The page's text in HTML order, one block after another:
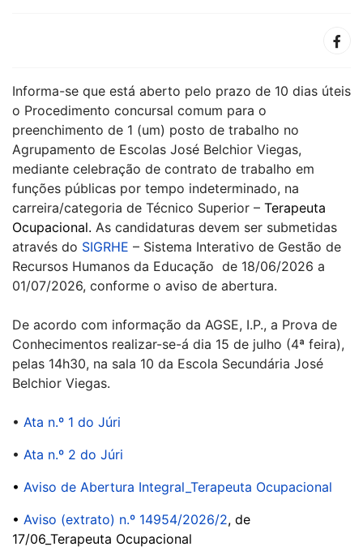
Informa-se que está aberto pelo prazo de 10 dias úteis
o Procedimento concursal comum para o
preenchimento de 1 (um) posto de trabalho no
Agrupamento de Escolas José Belchior Viegas,
mediante celebração de contrato de trabalho em
funções públicas por tempo indeterminado, na
carreira/categoria de Técnico Superior – Terapeuta
Ocupacional. As candidaturas devem ser submetidas
através do SIGRHE – Sistema Interativo de Gestão de
Recursos Humanos da Educação de 18/06/2026 a
01/07/2026, conforme o aviso de abertura.
De acordo com informação da AGSE, I.P., a Prova de
Conhecimentos realizar-se-á dia 15 de julho (4ª feira),
pelas 14h30, na sala 10 da Escola Secundária José
Belchior Viegas.
• Ata n.º 1 do Júri
• Ata n.º 2 do Júri
• Aviso de Abertura Integral_Terapeuta Ocupacional
• Aviso (extrato) n.º 14954/2026/2, de
17/06_Terapeuta Ocupacional